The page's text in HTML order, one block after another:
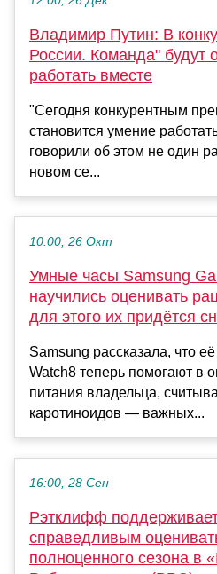
Владимир Путин: В
России. Команда" будут
работать вместе
"Сегодня конкурентным
становится умение
говорили об этом не один
новом се...
10:00, 26 Окт
Умные часы Samsung
научились оценивать
для этого их придётся
Samsung рассказала, что
Watch8 теперь помогают в
питания владельца,
каротиноидов — важных...
16:00, 28 Сен
Рэтклифф
справедливым
полноценного сезона